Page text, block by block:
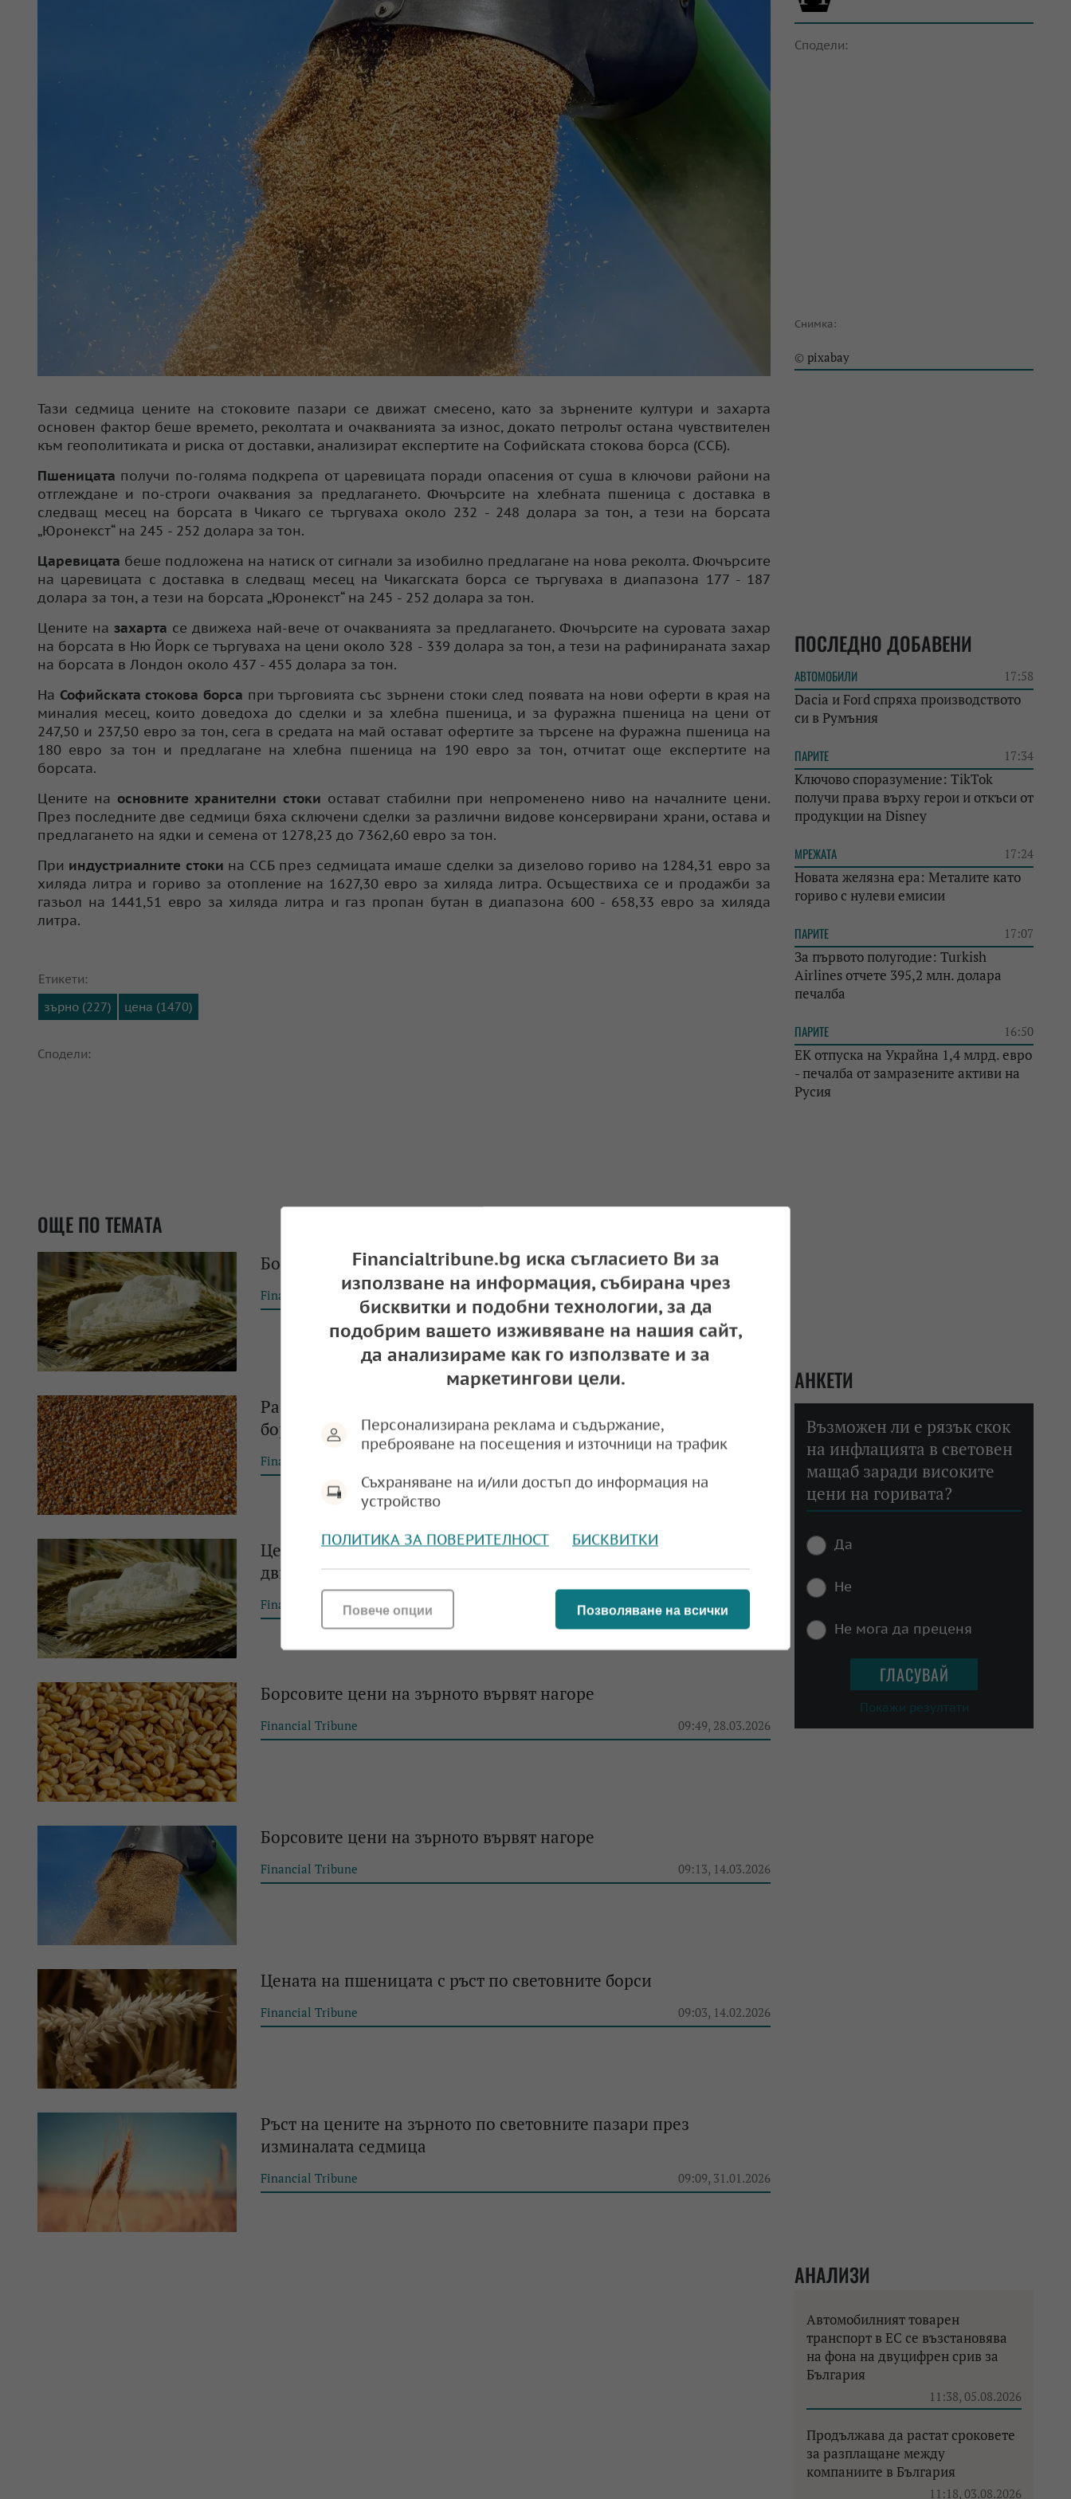
Сподели:
Снимка:
© pixabay
Тази седмица цените на стоковите пазари се движат смесено, като за зърнените култури и захарта
основен фактор беше времето, реколтата и очакванията за износ, докато петролът остана чувствителен
към геополитиката и риска от доставки, анализират експертите на Софийската стокова борса (ССБ).
Пшеницата получи по-голяма подкрепа от царевицата поради опасения от суша в ключови райони на
отглеждане и по-строги очаквания за предлагането. Фючърсите на хлебната пшеница с доставка в
следващ месец на борсата в Чикаго се търгуваха около 232 - 248 долара за тон, а тези на борсата
„Юронекст“ на 245 - 252 долара за тон.
Царевицата беше подложена на натиск от сигнали за изобилно предлагане на нова реколта. Фючърсите
на царевицата с доставка в следващ месец на Чикагската борса се търгуваха в диапазона 177 - 187
долара за тон, а тези на борсата „Юронекст“ на 245 - 252 долара за тон.
Цените на захарта се движеха най-вече от очакванията за предлагането. Фючърсите на суровата захар
на борсата в Ню Йорк се търгуваха на цени около 328 - 339 долара за тон, а тези на рафинираната захар
на борсата в Лондон около 437 - 455 долара за тон.
На Софийската стокова борса при търговията със зърнени стоки след появата на нови оферти в края на
миналия месец, които доведоха до сделки и за хлебна пшеница, и за фуражна пшеница на цени от
247,50 и 237,50 евро за тон, сега в средата на май остават офертите за търсене на фуражна пшеница на
180 евро за тон и предлагане на хлебна пшеница на 190 евро за тон, отчитат още експертите на
борсата.
Цените на основните хранителни стоки остават стабилни при непроменено ниво на началните цени.
През последните две седмици бяха сключени сделки за различни видове консервирани храни, остава и
предлагането на ядки и семена от 1278,23 до 7362,60 евро за тон.
При индустриалните стоки на ССБ през седмицата имаше сделки за дизелово гориво на 1284,31 евро за
хиляда литра и гориво за отопление на 1627,30 евро за хиляда литра. Осъществиха се и продажби за
газьол на 1441,51 евро за хиляда литра и газ пропан бутан в диапазона 600 - 658,33 евро за хиляда
литра.
Етикети:
зърно (227)
цена (1470)
Сподели:
ОЩЕ ПО ТЕМАТА
Борсовите цени на зърното се движиха нагоре
Financial Tribune 10:04, 02.05.2026
Разнопосочно движение на цените на зърното по световните
борси
Financial Tribune
Цените на зърнените култури на световните борси реагираха на
движенията на петрола
Financial Tribune 13:58, 11.04.2026
Борсовите цени на зърното вървят нагоре
Financial Tribune 09:49, 28.03.2026
Борсовите цени на зърното вървят нагоре
Financial Tribune 09:13, 14.03.2026
Цената на пшеницата с ръст по световните борси
Financial Tribune 09:03, 14.02.2026
Ръст на цените на зърното по световните пазари през
изминалата седмица
Financial Tribune 09:09, 31.01.2026
ПОСЛЕДНО ДОБАВЕНИ
АВТОМОБИЛИ 17:58
Dacia и Ford спряха производството
си в Румъния
ПАРИТЕ 17:34
Ключово споразумение: TikTok
получи права върху герои и откъси от
продукции на Disney
МРЕЖАТА 17:24
Новата желязна ера: Металите като
гориво с нулеви емисии
ПАРИТЕ 17:07
За първото полугодие: Turkish
Airlines отчете 395,2 млн. долара
печалба
ПАРИТЕ 16:50
ЕК отпуска на Украйна 1,4 млрд. евро
- печалба от замразените активи на
Русия
АНКЕТИ
Възможен ли е рязък скок
на инфлацията в световен
мащаб заради високите
цени на горивата?
Да
Не
Не мога да преценя
Покажи резултати
АНАЛИЗИ
Автомобилният товарен
транспорт в ЕС се възстановява
на фона на двуцифрен срив за
България
11:38, 05.08.2026
Продължава да растат сроковете
за разплащане между
компаниите в България
11:18, 03.08.2026
Financialtribune.bg иска съгласието Ви за
използване на информация, събирана чрез
бисквитки и подобни технологии, за да
подобрим вашето изживяване на нашия сайт,
да анализираме как го използвате и за
маркетингови цели.
Персонализирана реклама и съдържание,
преброяване на посещения и източници на трафик
Съхраняване на и/или достъп до информация на
устройство
ПОЛИТИКА ЗА ПОВЕРИТЕЛНОСТ БИСКВИТКИ
Позволяване на всички
Повече опции